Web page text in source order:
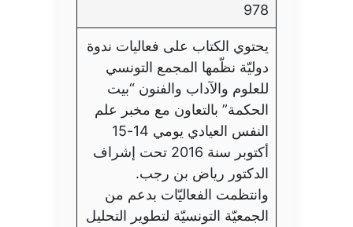
978
يحتوي الكتاب على فعاليات ندوة
دوليّة نظّمها المجمع التونسي
للعلوم والآداب والفنون “بيت
الحكمة” بالتعاون مع مخبر علم
النفس العيادي يومي 14-15
أكتوبر سنة 2016 تحت إشراف
الدكتور رياض بن رجب.
وانتظمت الفعاليّات بدعم من
الجمعيّة التونسيّة لتطوير التحليل